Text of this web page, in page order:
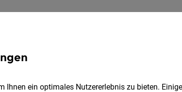
Lohr GmbH
Ihnen ein optimales Nutzererlebnis zu bieten.